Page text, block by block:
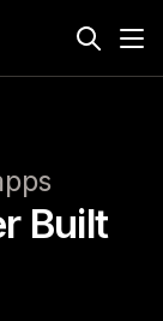
Built